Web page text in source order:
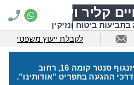
קליר ושות'
בתביעות ביטוח ונזיקין
לקבלת ייעוץ משפטי
כתובתנו: מגדל על דיזנגוף סנטר קומה 16, רחוב